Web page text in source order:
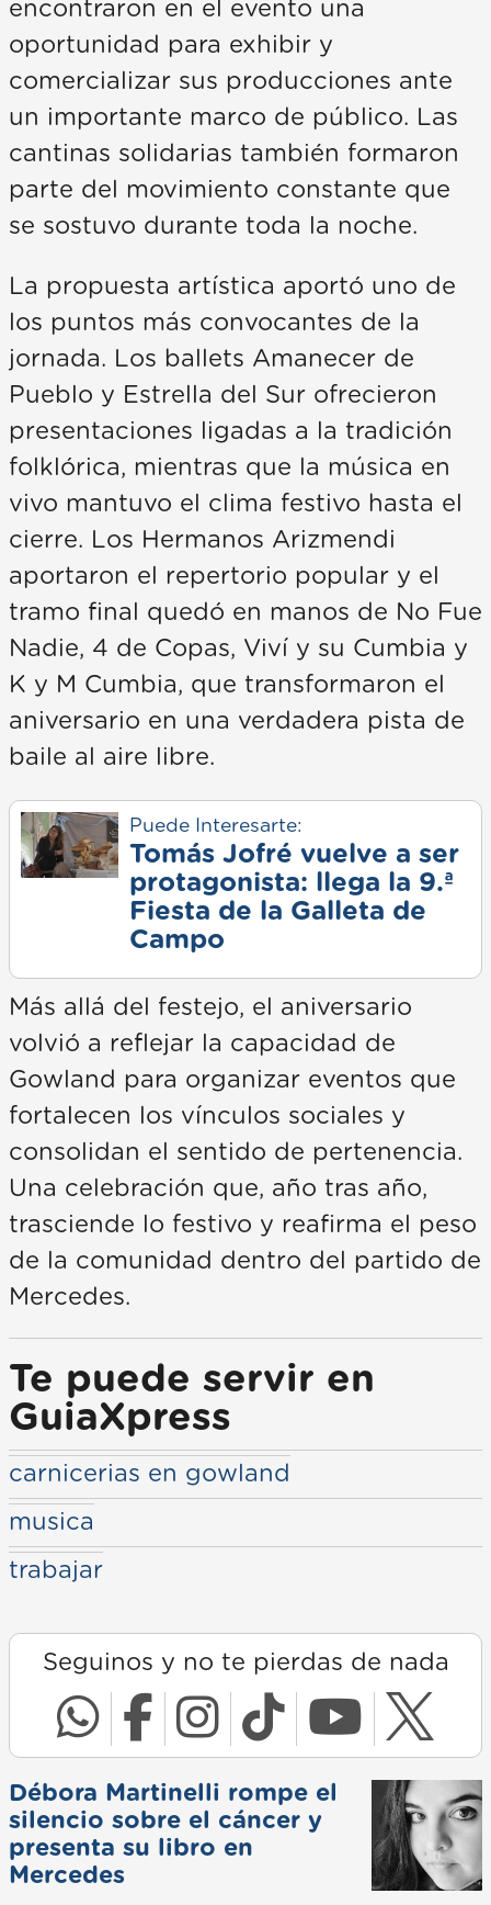
encontraron en el evento una
oportunidad para exhibir y
comercializar sus producciones ante
un importante marco de público. Las
cantinas solidarias también formaron
parte del movimiento constante que
se sostuvo durante toda la noche.
La propuesta artística aportó uno de
los puntos más convocantes de la
jornada. Los ballets Amanecer de
Pueblo y Estrella del Sur ofrecieron
presentaciones ligadas a la tradición
folklórica, mientras que la música en
vivo mantuvo el clima festivo hasta el
cierre. Los Hermanos Arizmendi
aportaron el repertorio popular y el
tramo final quedó en manos de No Fue
Nadie, 4 de Copas, Viví y su Cumbia y
K y M Cumbia, que transformaron el
aniversario en una verdadera pista de
baile al aire libre.
Puede Interesarte:
Tomás Jofré vuelve a ser
protagonista: llega la 9.ª
Fiesta de la Galleta de
Campo
Más allá del festejo, el aniversario
volvió a reflejar la capacidad de
Gowland para organizar eventos que
fortalecen los vínculos sociales y
consolidan el sentido de pertenencia.
Una celebración que, año tras año,
trasciende lo festivo y reafirma el peso
de la comunidad dentro del partido de
Mercedes.
Te puede servir en
GuiaXpress
carnicerias en gowland
musica
trabajar
Seguinos y no te pierdas de nada
Débora Martinelli rompe el
silencio sobre el cáncer y
presenta su libro en
Mercedes